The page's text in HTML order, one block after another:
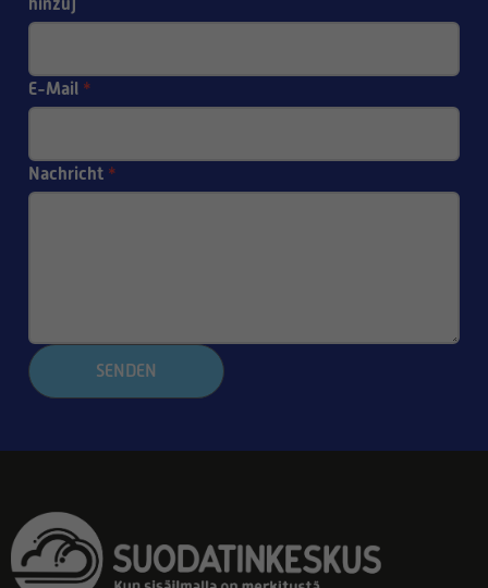
E-Mail *
Nachricht *
SENDEN